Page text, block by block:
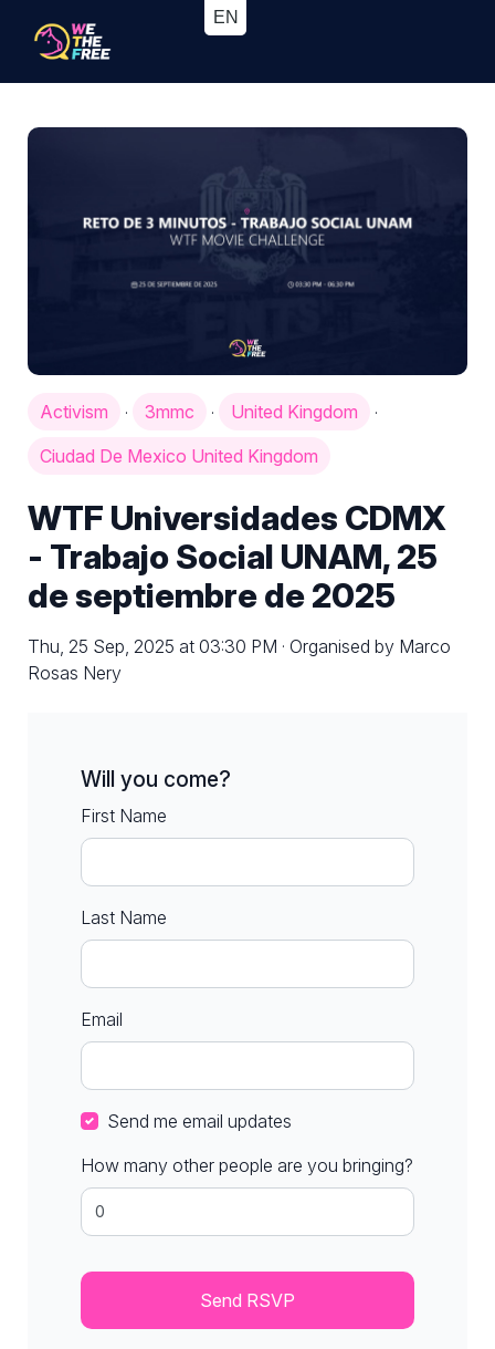
Activism · 3mmc · United Kingdom
·
Ciudad De Mexico United Kingdom
WTF Universidades CDMX
- Trabajo Social UNAM, 25
de septiembre de 2025
Thu, 25 Sep, 2025 at 03:30 PM · Organised by Marco
Rosas Nery
Will you come?
First Name
Last Name
Email
Send me email updates
How many other people are you bringing?